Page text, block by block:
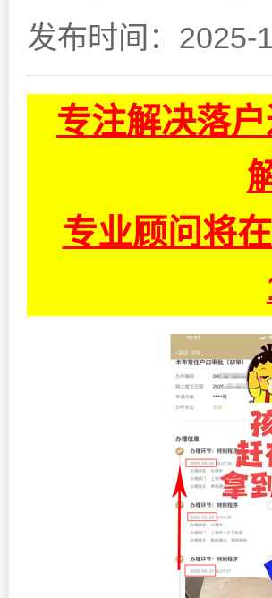
发布时间：2025-
专注解决落
专业顾问将